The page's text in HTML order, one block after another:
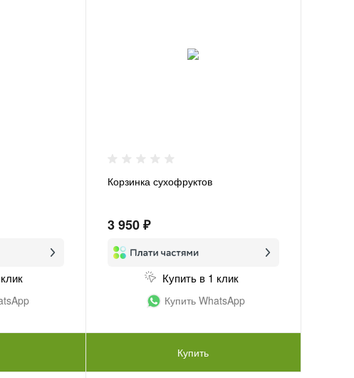
Корзинка сухофруктов
3 950 ₽
Купить в 1 клик
Купить WhatsApp
Купить